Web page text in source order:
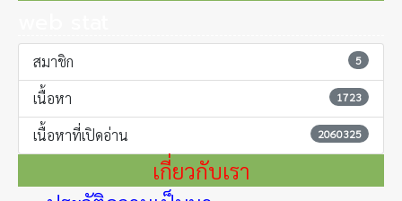
สมาชิก 5
เนื้อหา 1723
เนื้อหาที่เปิดอ่าน 2060325
เกี่ยวกับเรา